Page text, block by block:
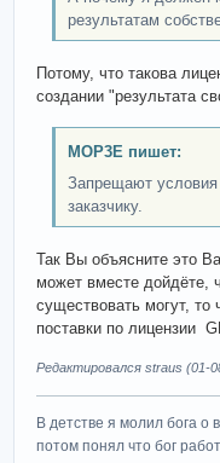
результатам
Потому, что такова
создании "результата
MOP3E пишет:
Запрещают условия
заказчику.
Так Вы объясните это
может вместе дойдёте,
существовать могут,
поставки по лицензии
Редактировался straus (01-
В детстве я молил бога о
потом понял что бог